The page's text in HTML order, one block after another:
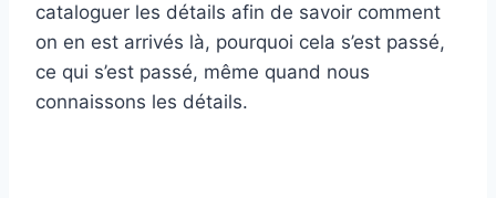
cataloguer les détails afin de savoir comment
on en est arrivés là, pourquoi cela s’est passé,
ce qui s’est passé, même quand nous
connaissons les détails.